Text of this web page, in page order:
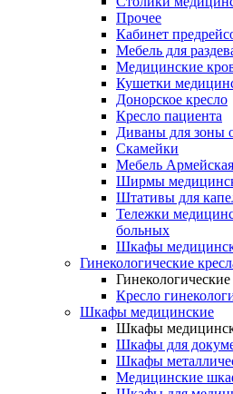
Прочее
Кабинет
Мебель для
Медицинские
Кушетки
Донорское кресло
Кресло пациента
Диваны для зоны
Скамейки
Мебель Армейская
Ширмы
Штативы для
Тележки
больных
Шкафы
Гинекологические
Гинекологические
Кресло
Шкафы медицинские
Шкафы
Шкафы для
Шкафы
Медицинские